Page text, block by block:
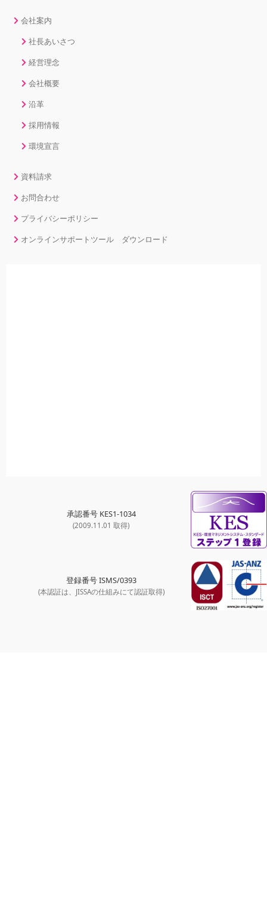
会社案内
社長あいさつ
経営理念
会社概要
沿革
採用情報
環境宣言
資料請求
お問合わせ
プライバシーポリシー
オンラインサポートツール ダウンロード
承認番号 KES1-1034
(2009.11.01 取得)
登録番号 ISMS/0393
(本認証は、JISSAの仕組みにて認証取得)